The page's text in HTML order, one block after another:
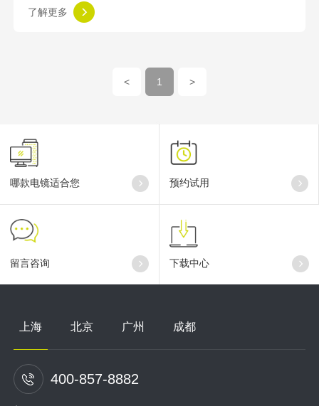
了解更多
< 1 >
哪款电镜适合您 预约试用
留言咨询 下载中心
上海 北京 广州 成都
400-857-8882